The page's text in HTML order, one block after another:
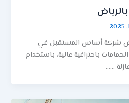
شركة أساس المستقبل في
باحترافية عالية، باستخدام
……